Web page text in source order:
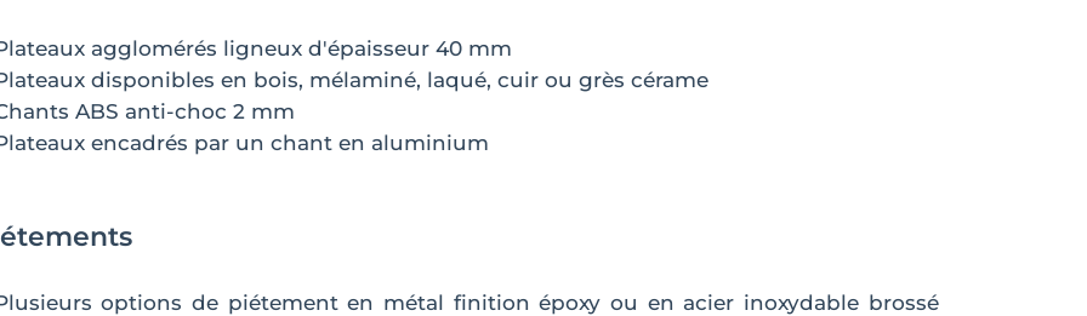
agglomérés ligneux d'épaisseur 40 mm
disponibles en bois, mélaminé, laqué, cuir ou grès cérame
ABS anti-choc 2 mm
encadrés par un chant en aluminium
options de piétement en métal finition époxy ou en acier inoxydable brossé